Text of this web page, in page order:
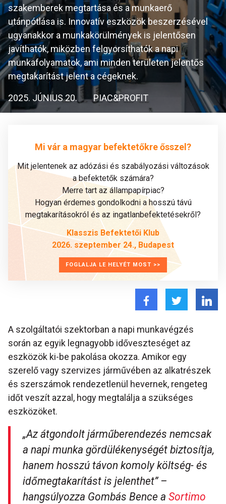
szakemberek megtartása és a munkaerő
utánpótlása is. Innovatív eszközök beszerzésével
ugyanakkor a munkakörülmények is jelentősen
javíthatók, miközben felgyorsíthatók a napi
munkafolyamatok, ami minden területen jelentős
megtakarítást jelent a cégeknek.
2025. JÚNIUS 20. PIAC&PROFIT
Mi vár a magyar befektetőkre ősszel?
Mit jelentenek az adózási és szabályozási változások
a befektetők számára?
Merre tart az állampapírpiac?
Hogyan érdemes gondolkodni a hosszú távú
megtakarításokról és az ingatlanbefektetésekről?
Klasszis Befektetői Klub
2026. szeptember 24., Budapest
FOGLALJA LE HELYÉT MOST >>
A szolgáltatói szektorban a napi munkavégzés
során az egyik legnagyobb időveszteséget az
eszközök ki-be pakolása okozza. Amikor egy
szerelő vagy szervizes járművében az alkatrészek
és szerszámok rendezetlenül hevernek, rengeteg
időt veszít azzal, hogy megtalálja a szükséges
eszközöket.
„Az átgondolt járműberendezés nemcsak
a napi munka gördülékenységét biztosítja,
hanem hosszú távon komoly költség- és
időmegtakarítást is jelenthet” –
hangsúlyozza Gombás Bence a Sortimo